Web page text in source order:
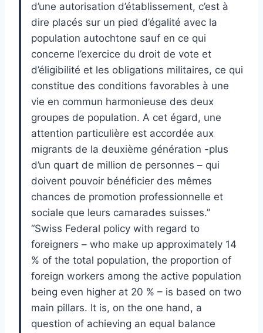
d’une autorisation d’établissement, c’est à
dire placés sur un pied d’égalité avec la
population autochtone sauf en ce qui
concerne l’exercice du droit de vote et
d’éligibilité et les obligations militaires, ce qui
constitue des conditions favorables à une
vie en commun harmonieuse des deux
groupes de population. A cet égard, une
attention particulière est accordée aux
migrants de la deuxième génération -plus
d’un quart de million de personnes – qui
doivent pouvoir bénéficier des mêmes
chances de promotion professionnelle et
sociale que leurs camarades suisses.”
“Swiss Federal policy with regard to
foreigners – who make up approximately 14
% of the total population, the proportion of
foreign workers among the active population
being even higher at 20 % – is based on two
main pillars. It is, on the one hand, a
question of achieving an equal balance